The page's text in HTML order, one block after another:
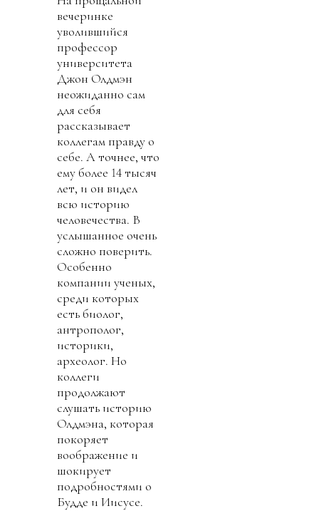
вечеринке
уволившийся
профессор
университета
Джон Олдмэн
неожиданно сам
для себя
рассказывает
коллегам правду о
себе. А точнее, что
ему более 14 тысяч
лет, и он видел
всю историю
человечества. В
услышанное очень
сложно поверить.
Особенно
компании ученых,
среди которых
есть биолог,
антрополог,
историки,
археолог. Но
коллеги
продолжают
слушать историю
Олдмэна, которая
покоряет
воображение и
шокирует
подробностями о
Будде и Иисусе.